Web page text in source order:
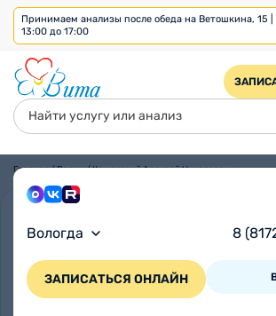
Принимаем анализы после обеда на Ветошкина, 15
13:00 до 17:00
Вологда 8
ЗАПИСАТЬСЯ ОНЛАЙН
Главная/Врачи/Кашанский Алексей Николаевич